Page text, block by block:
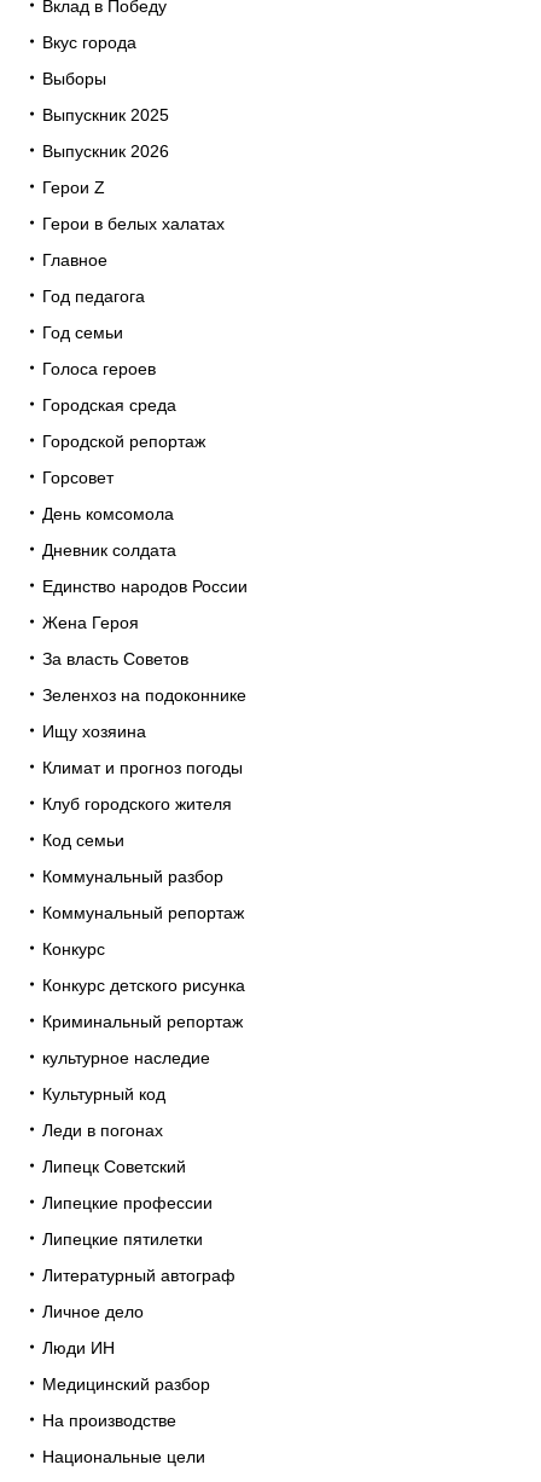
Вклад в Победу
Вкус города
Выборы
Выпускник 2025
Выпускник 2026
Герои Z
Герои в белых халатах
Главное
Год педагога
Год семьи
Голоса героев
Городская среда
Городской репортаж
Горсовет
День комсомола
Дневник солдата
Единство народов России
Жена Героя
За власть Советов
Зеленхоз на подоконнике
Ищу хозяина
Климат и прогноз погоды
Клуб городского жителя
Код семьи
Коммунальный разбор
Коммунальный репортаж
Конкурс
Конкурс детского рисунка
Криминальный репортаж
культурное наследие
Культурный код
Леди в погонах
Липецк Советский
Липецкие профессии
Липецкие пятилетки
Литературный автограф
Личное дело
Люди ИН
Медицинский разбор
На производстве
Национальные цели